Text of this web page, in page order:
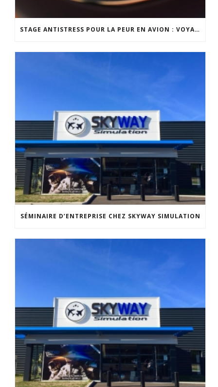
STAGE ANTISTRESS POUR LA PEUR EN AVION : VOYAGEZ SEREINEMENT
SÉMINAIRE D’ENTREPRISE CHEZ SKYWAY SIMULATION